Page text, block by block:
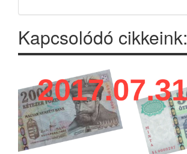
Kapcsolódó cikkeink: